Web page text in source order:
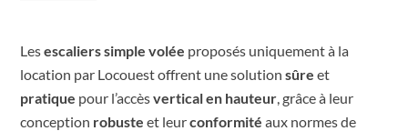
Lesescaliers simple volée proposés uniquement à la
location par Locouest offrent une solutionsûre et
pratique pour l’accèsvertical en hauteur, grâce à leur
conception robuste et leurconformité aux normes de